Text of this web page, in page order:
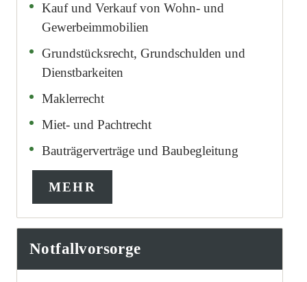
Kauf und Verkauf von Wohn- und
Gewerbeimmobilien
Grundstücksrecht, Grundschulden und
Dienstbarkeiten
Maklerrecht
Miet- und Pachtrecht
Bauträgerverträge und Baubegleitung
MEHR
Notfallvorsorge